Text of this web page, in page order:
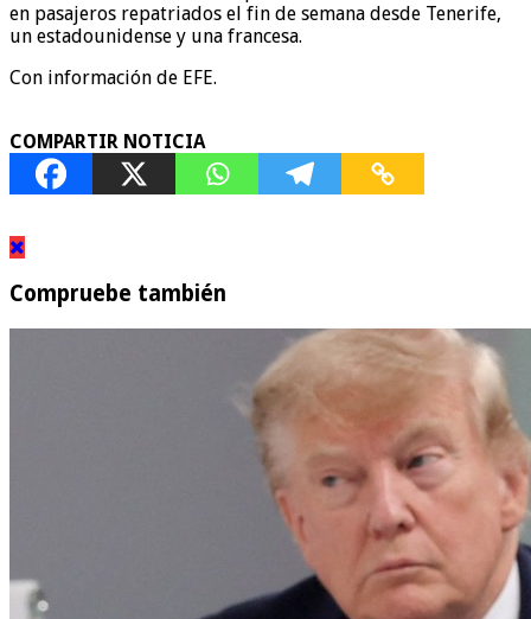
en pasajeros repatriados el fin de semana desde Tenerife,
un estadounidense y una francesa.
Con información de EFE.
COMPARTIR NOTICIA
Compruebe también